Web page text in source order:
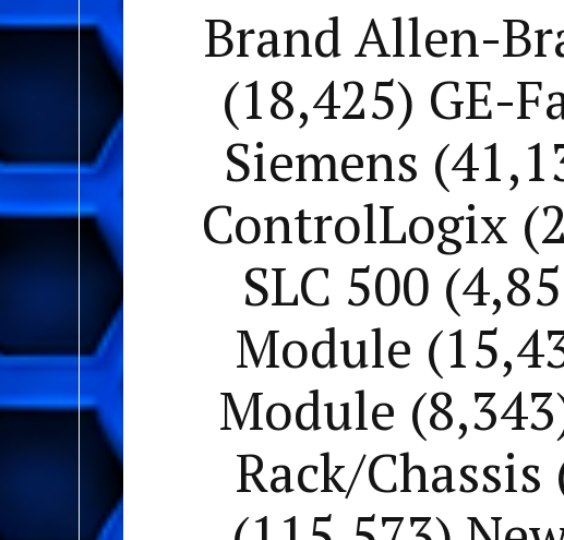
Brand Allen-
(18,425) GE-
Siemens
ControlLogix
SLC 500
Module
Module
Rack/